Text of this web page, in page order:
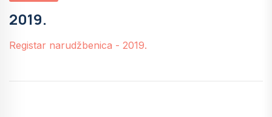
2019.
Registar narudžbenica - 2019.